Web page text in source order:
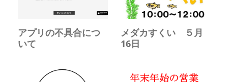
アプリの不具合につ
いて
メダカすくい ５月
16日